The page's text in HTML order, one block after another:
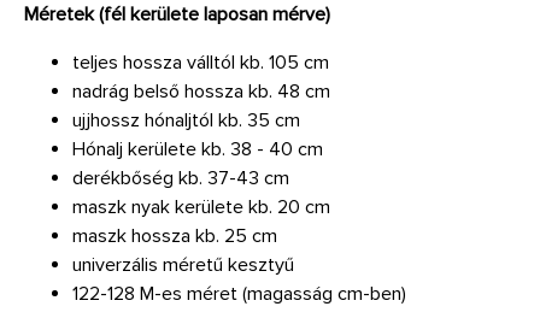
Méretek (fél kerülete laposan mérve)
teljes hossza válltól kb. 105 cm
nadrág belső hossza kb. 48 cm
ujjhossz hónaljtól kb. 35 cm
Hónalj kerülete kb. 38 - 40 cm
derékbőség kb. 37-43 cm
maszk nyak kerülete kb. 20 cm
maszk hossza kb. 25 cm
univerzális méretű kesztyű
122-128 M-es méret (magasság cm-ben)